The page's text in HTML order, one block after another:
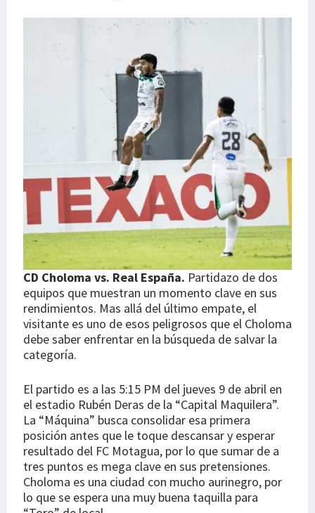
CD Choloma vs. Real España. Partidazo de dos
equipos que muestran un momento clave en sus
rendimientos. Mas allá del último empate, el
visitante es uno de esos peligrosos que el Choloma
debe saber enfrentar en la búsqueda de salvar la
categoría.
El partido es a las 5:15 PM del jueves 9 de abril en
el estadio Rubén Deras de la “Capital Maquilera”.
La “Máquina” busca consolidar esa primera
posición antes que le toque descansar y esperar
resultado del FC Motagua, por lo que sumar de a
tres puntos es mega clave en sus pretensiones.
Choloma es una ciudad con mucho aurinegro, por
lo que se espera una muy buena taquilla para